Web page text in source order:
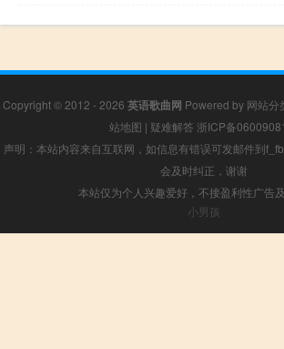
Copyright © 2012 - 2026 英语歌曲网 Powered by 网站分
站地图 | 疑难解答 浙ICP备
声明：本站内容来自互联网，如信息有错误可发邮件到
会及时纠正，谢谢
本站仅为个人兴趣爱好，不接盈利性广告
小男孩